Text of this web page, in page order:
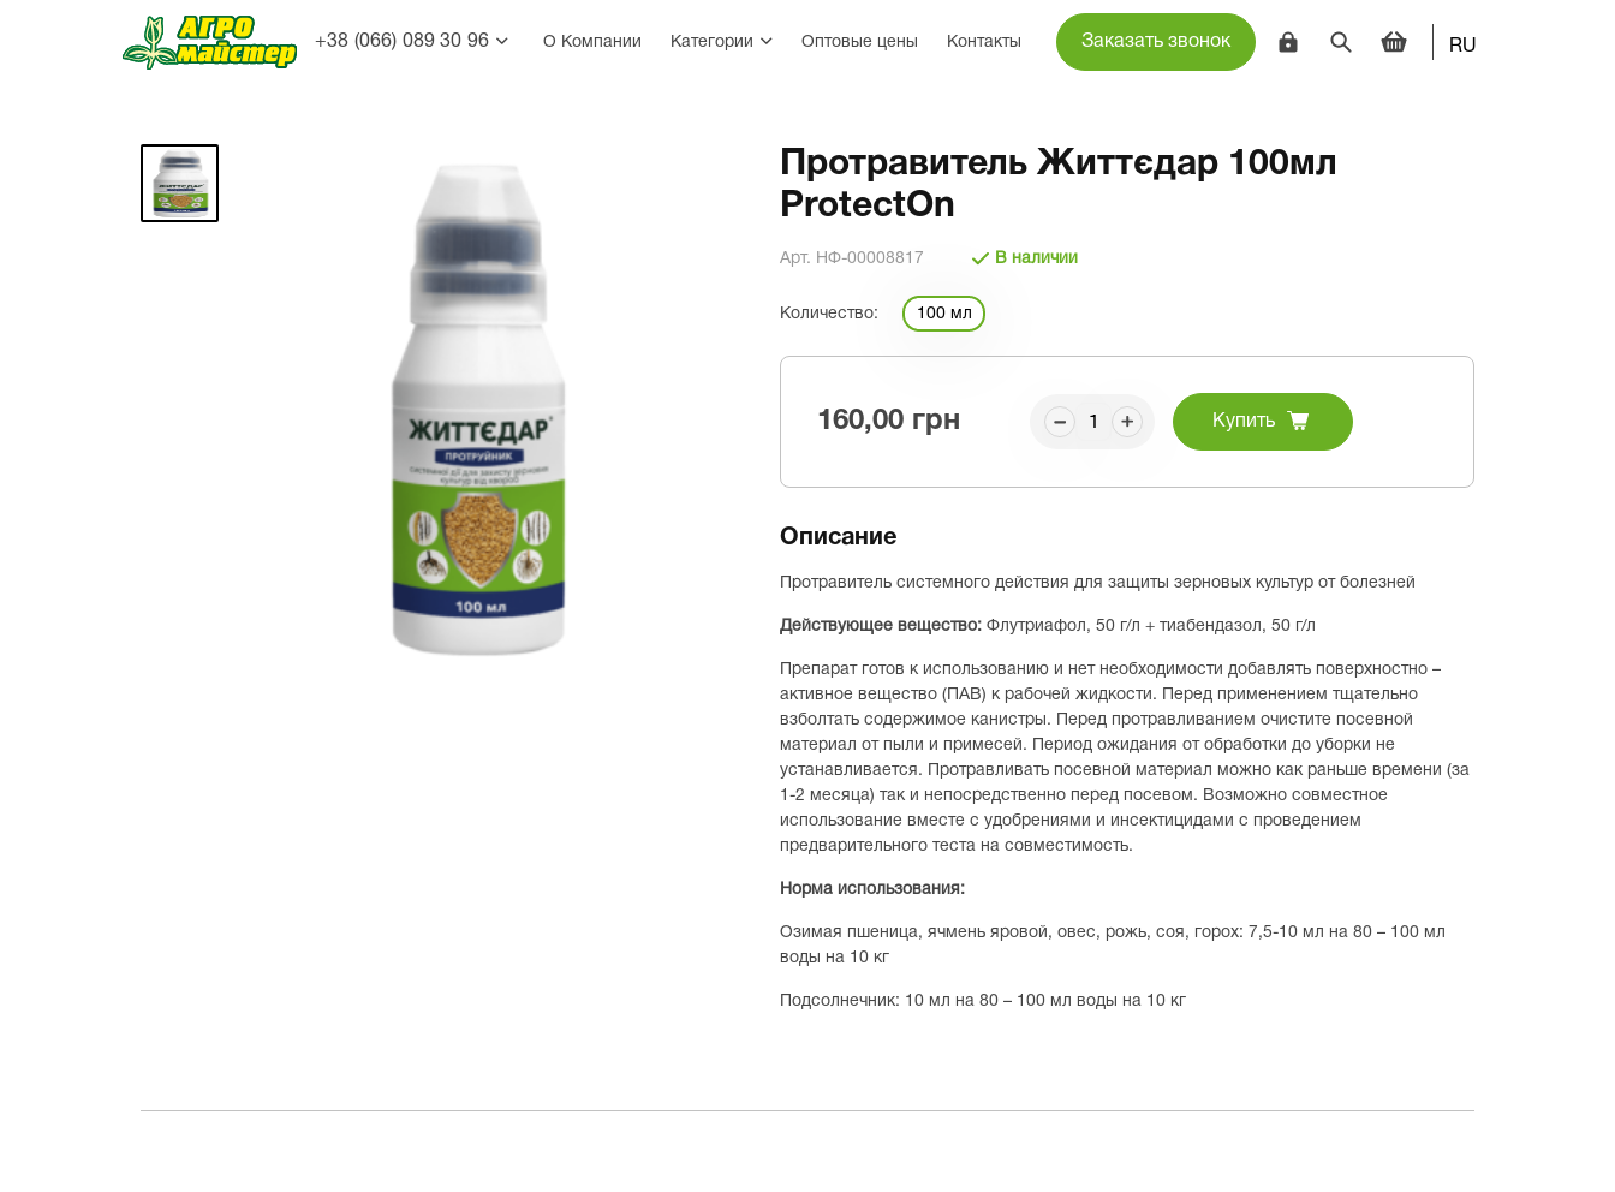
+38 (066) 089 30 96 О Компании Категории Оптовые цены Контакты Заказать звонок RU
Протравитель Життєдар 100мл
ProtectOn
Арт. НФ-00008817 В наличии
Количество: 100 мл
160,00 грн Купить
Описание
Протравитель системного действия для защиты зерновых культур от болезней
Действующее вещество: Флутриафол, 50 г/л + тиабендазол, 50 г/л
Препарат готов к использованию и нет необходимости добавлять поверхностно –
активное вещество (ПАВ) к рабочей жидкости. Перед применением тщательно
взболтать содержимое канистры. Перед протравливанием очистите посевной
материал от пыли и примесей. Период ожидания от обработки до уборки не
устанавливается. Протравливать посевной материал можно как раньше времени (за
1-2 месяца) так и непосредственно перед посевом. Возможно совместное
использование вместе с удобрениями и инсектицидами с проведением
предварительного теста на совместимость.
Норма использования:
Озимая пшеница, ячмень яровой, овес, рожь, соя, горох: 7,5-10 мл на 80 – 100 мл
воды на 10 кг
Подсолнечник: 10 мл на 80 – 100 мл воды на 10 кг